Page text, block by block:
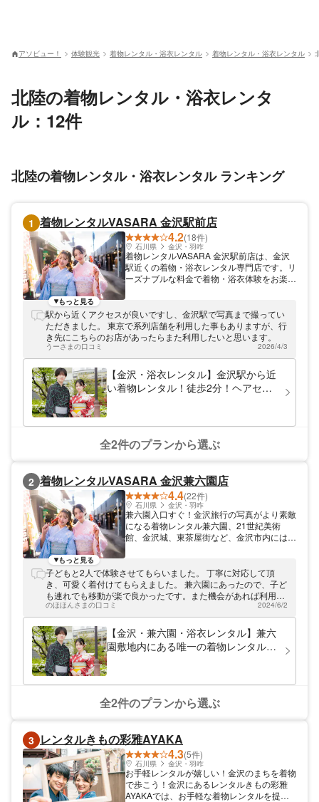
アソビュー！ 体験観光 着物レンタル・浴衣レンタル 着物レンタル・浴衣レンタル
北陸の着物レンタル・浴衣レンタ
ル：12件
北陸の着物レンタル・浴衣レンタル ランキング
1 着物レンタルVASARA 金沢駅前店
4.2(18件)
石川県 金沢・羽咋
着物レンタルVASARA 金沢駅前店は、金沢
駅近くの着物・浴衣レンタル専門店です。リ
ーズナブルな料金で着物・浴衣体験をお楽し
をお待ちしております。
もっと見る
駅から近くアクセスが良いですし、金沢駅で写真まで撮ってい
ただきました。 東京で系列店舗を利用した事もありますが、行
き先にこちらのお店があったらまた利用したいと思います。
うーさまの口コミ 2026/4/3
【金沢・浴衣レンタル】金沢駅から近
い着物レンタル！徒歩2分！ヘアセッ
全2件のプランから選ぶ
2 着物レンタルVASARA 金沢兼六園店
4.4(22件)
石川県 金沢・羽咋
兼六園入口すぐ！金沢旅行の写真がより素敵
になる着物レンタル兼六園、21世紀美術
館、金沢城、東茶屋街など、金沢市内には和
衣の仕入れを行っており、現代的なモダン柄
や古典的な柄まで、10,000着以上のレンタ
ル着物を取り揃えています。好みの着物・浴
衣で散策すれば、旅の思い出もより鮮やかに
なりますよ！
もっと見る
子どもと2人で体験させてもらいました。 丁寧に対応して頂
き、可愛く着付けてもらえました。 兼六園にあったので、子ど
も連れでも移動が楽で良かったです。また機会があれば利用し
たいと思います、
のほほんさまの口コミ 2024/6/2
【金沢・兼六園・浴衣レンタル】兼六
園敷地内にある唯一の着物レンタル！
ン！
全2件のプランから選ぶ
3 レンタルきもの彩雅AYAKA
4.3(5件)
石川県 金沢・羽咋
お手軽レンタルが嬉しい！金沢のまちを着物
で歩こう！金沢にあるレンタルきもの彩雅
AYAKAでは、お手軽な着物レンタルを提供